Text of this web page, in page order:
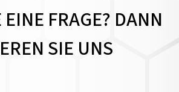
FRAGE? DANN
SIE UNS